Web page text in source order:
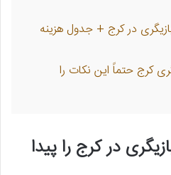
در کرج + جدول هزینه
کرج حتماً این نکات را
در کرج را پیدا